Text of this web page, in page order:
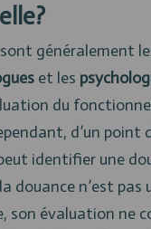
sont généralement
et les
du
d’un point
identifier une
douance n’est pas
son évaluation ne